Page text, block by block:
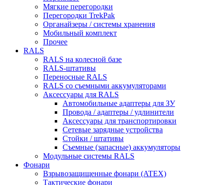
Мягкие перегородки
Перегородки TrekPak
Органайзеры / системы хранения
Мобильный комплект
Прочее
RALS
RALS на колесной базе
RALS-штативы
Переносные RALS
RALS со съемными аккумуляторами
Аксессуары для RALS
Автомобильные адаптеры для ЗУ
Провода / адаптеры / удлинители
Аксессуары для транспортировки
Сетевые зарядные устройства
Стойки / штативы
Съемные (запасные) аккумуляторы
Модульные системы RALS
Фонари
Взрывозащищенные фонари (ATEX)
Тактические фонари